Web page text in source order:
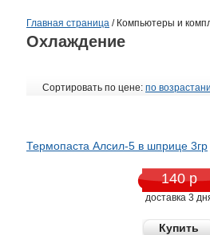
Главная страница / Компьютеры и
Охлаждение
Сортировать по цене: по
Термопаста Алсил-5 в шприце 3гр
140 р
доставка 3
Купить